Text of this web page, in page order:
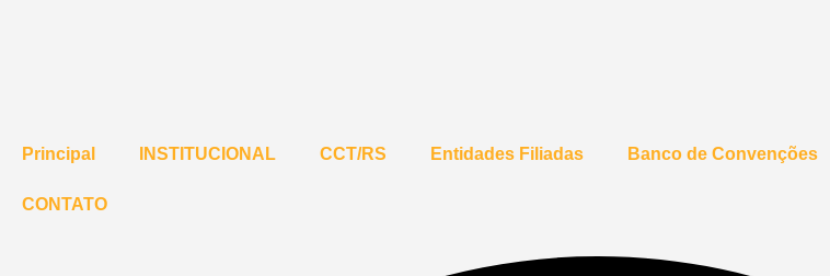
Principal INSTITUCIONAL CCT/RS Entidades Filiadas Banco de Convenções
CONTATO